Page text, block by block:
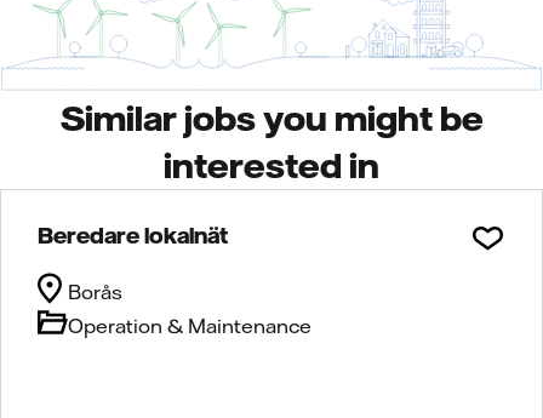
Similar jobs you might be
interested in
Beredare lokalnät
Operation & Maintenance
Borås